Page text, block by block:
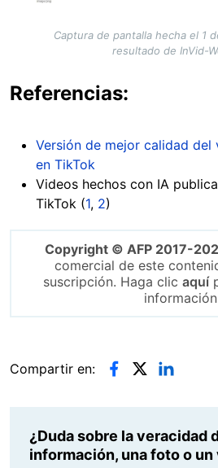
Captura de pantalla hecha el 1
resultado de InVid-
Referencias:
Versión de mejor calidad
en TikTok
Videos hechos con IA
TikTok (1, 2)
Copyright © AFP 2017-
comercial de este
suscripción. Haga clic aquí
Compartir en:
¿Duda sobre la veracidad
información, una foto o un